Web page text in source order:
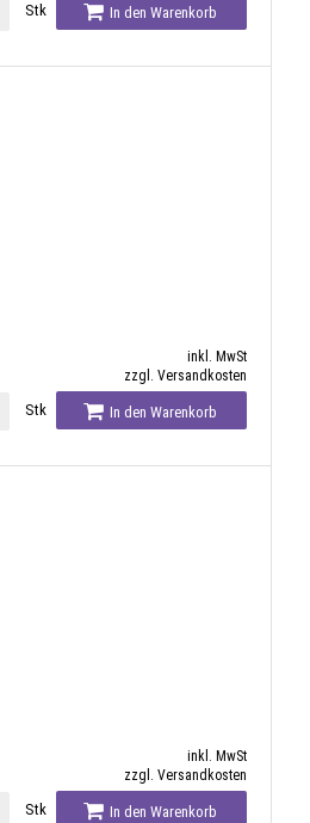
Stk In den Warenkorb
inkl. MwSt
zzgl. Versandkosten
Stk In den Warenkorb
inkl. MwSt
zzgl. Versandkosten
Stk In den Warenkorb